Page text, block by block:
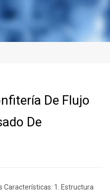
De Flujo
De
1. Estructura